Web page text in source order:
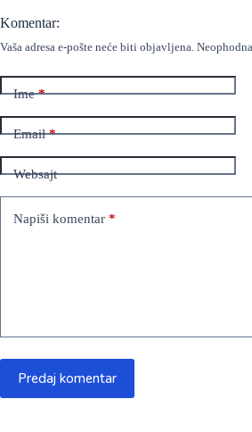
Komentar:
Vaša adresa e-pošte neće biti objavljena.
Ime*
Email*
Websajt
Napiši komentar *
Predaj komentar